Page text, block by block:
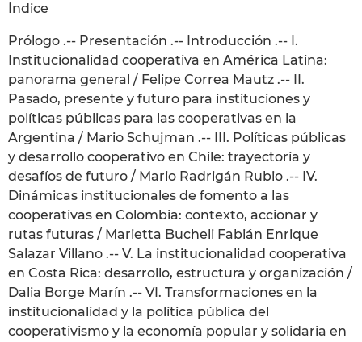
Índice
Prólogo .-- Presentación .-- Introducción .-- I.
Institucionalidad cooperativa en América Latina:
panorama general / Felipe Correa Mautz .-- II.
Pasado, presente y futuro para instituciones y
políticas públicas para las cooperativas en la
Argentina / Mario Schujman .-- III. Políticas públicas
y desarrollo cooperativo en Chile: trayectoría y
desafíos de futuro / Mario Radrigán Rubio .-- IV.
Dinámicas institucionales de fomento a las
cooperativas en Colombia: contexto, accionar y
rutas futuras / Marietta Bucheli Fabián Enrique
Salazar Villano .-- V. La institucionalidad cooperativa
en Costa Rica: desarrollo, estructura y organización /
Dalia Borge Marín .-- VI. Transformaciones en la
institucionalidad y la política pública del
cooperativismo y la economía popular y solidaria en